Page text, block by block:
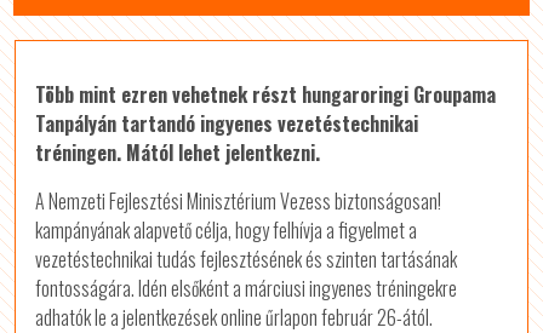
Több mint ezren vehetnek részt hungaroringi Groupama
Tanpályán tartandó ingyenes vezetéstechnikai
tréningen. Mától lehet jelentkezni.
A Nemzeti Fejlesztési Minisztérium Vezess biztonságosan!
kampányának alapvető célja, hogy felhívja a figyelmet a
vezetéstechnikai tudás fejlesztésének és szinten tartásának
fontosságára. Idén elsőként a márciusi ingyenes tréningekre
adhatók le a jelentkezések online űrlapon február 26-ától.